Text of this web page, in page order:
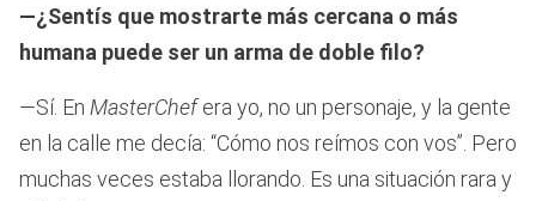
—¿Sentís que mostrarte más cercana o más
humana puede ser un arma de doble filo?
—Sí. En MasterChefera yo, no un personaje, y la gente
en la calle me decía: “Cómo nos reímos con vos”. Pero
muchas veces estaba llorando. Es una situación rara y